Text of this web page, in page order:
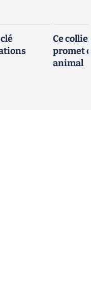
Ce
promet
animal